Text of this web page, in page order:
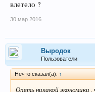
влетело ?
30 мар 2016
Выродок
Пользователи
Нечто сказал(а): ↑
Опять никакой экономики